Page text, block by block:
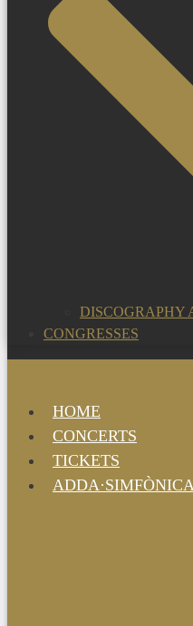
DISCOGRAPHY
CONGRESSES
HOME
CONCERTS
TICKETS